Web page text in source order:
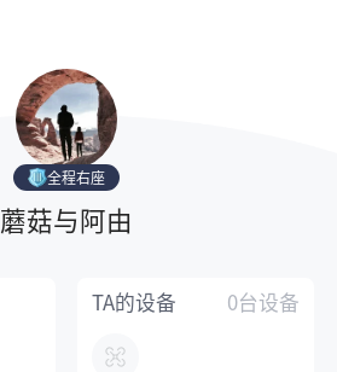
全程右座
蘑菇与阿由
TA的设备 0台设备